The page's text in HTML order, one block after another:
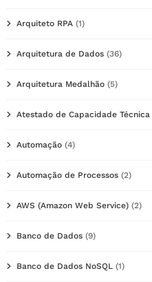
Arquiteto RPA (1)
Arquitetura de Dados (36)
Arquitetura Medalhão (5)
Atestado de Capacidade Técnica
Automação (4)
Automação de Processos (2)
AWS (Amazon Web Service) (2)
Banco de Dados (9)
Banco de Dados NoSQL (1)